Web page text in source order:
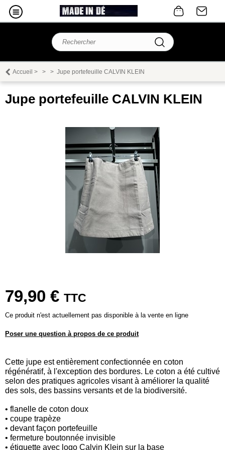
Accueil > > > Jupe portefeuille CALVIN KLEIN
Jupe portefeuille CALVIN KLEIN
79,90 € TTC
Ce produit n'est actuellement pas disponible à la vente en ligne
Poser une question à propos de ce produit
Cette jupe est entièrement confectionnée en coton
régénératif, à l'exception des bordures. Le coton a été cultivé
selon des pratiques agricoles visant à améliorer la qualité
des sols, des bassins versants et de la biodiversité.
• flanelle de coton doux
• coupe trapèze
• devant façon portefeuille
• fermeture boutonnée invisible
• étiquette avec logo Calvin Klein sur la base